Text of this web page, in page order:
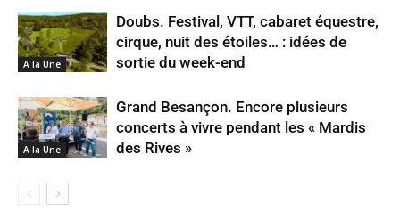
A la Une
Doubs. Festival, VTT, cabaret équestre,
cirque, nuit des étoiles… : idées de
sortie du week-end
A la Une
Grand Besançon. Encore plusieurs
concerts à vivre pendant les « Mardis
des Rives »